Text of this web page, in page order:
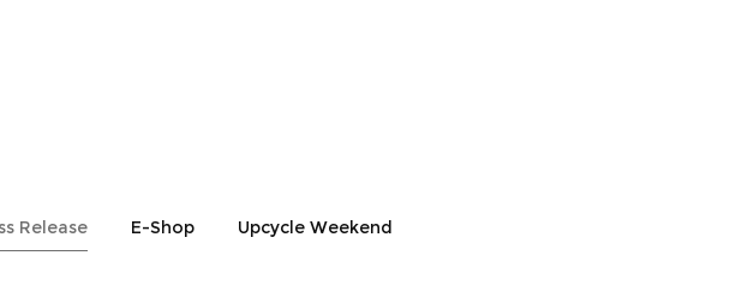
Release E-Shop Upcycle Weekend